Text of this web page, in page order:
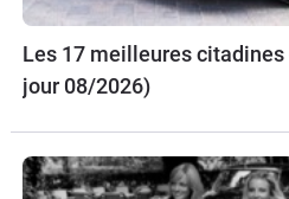
Les 17 meilleures
jour 08/2026)